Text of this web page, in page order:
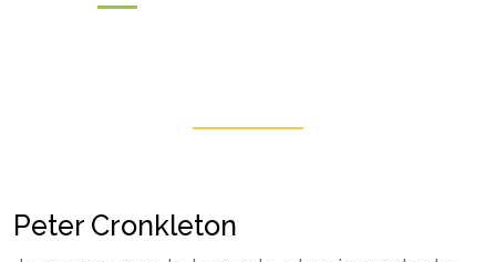
Peter Cronkleton